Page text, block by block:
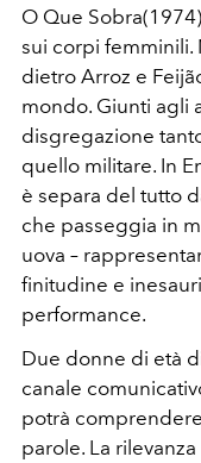
O Que
sui corpi femminili.
dietro Arroz e
mondo. Giunti agli
disgregazione
quello militare. In
è separa del tutto
che passeggia in
uova –
finitudine e
performance.
Due donne di età
canale
potrà
parole. La